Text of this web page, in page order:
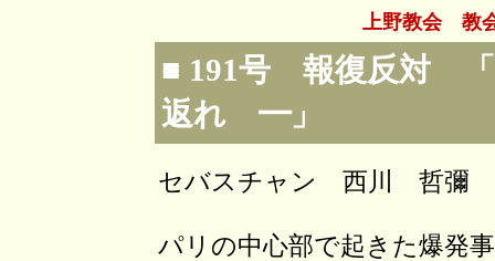
上野教会 教
■ 191号 報復反対
返れ ━」
セバスチャン 西川 哲彌
パリの中心部で起きた爆発